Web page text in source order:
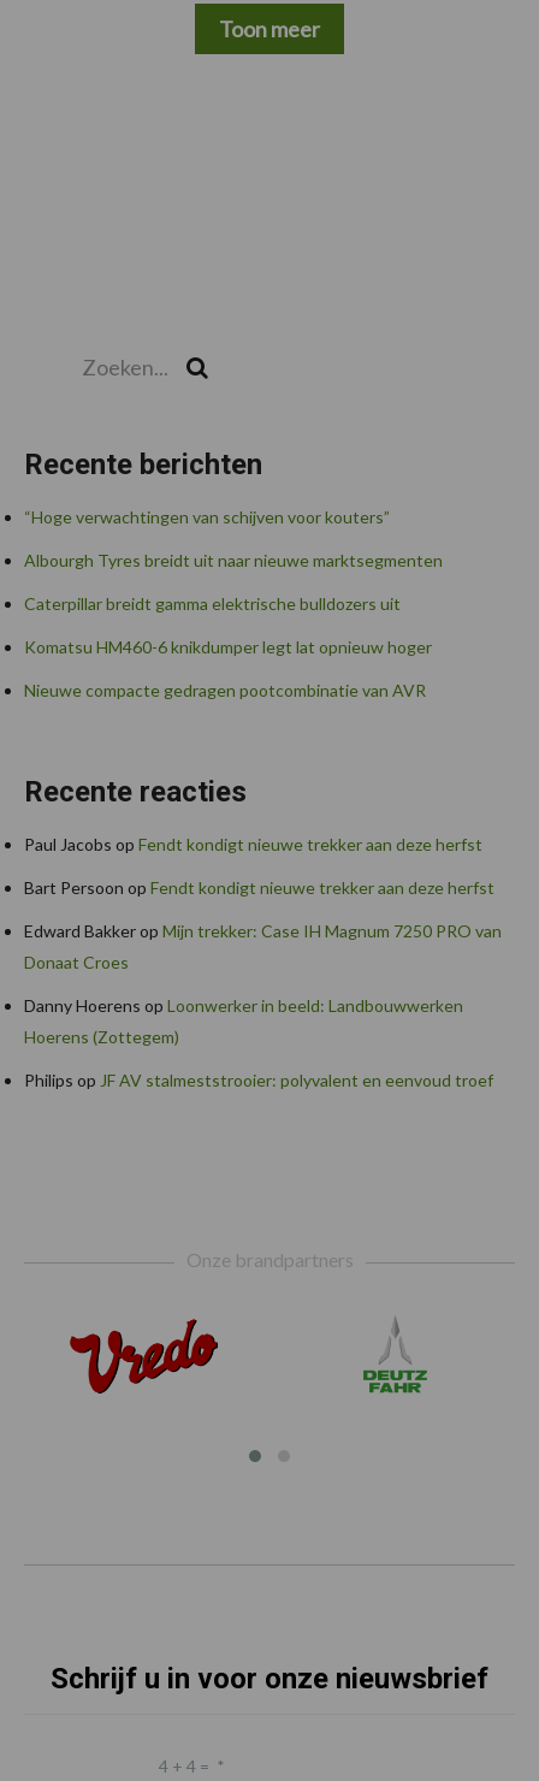
Toon meer
Recente berichten
“Hoge verwachtingen van schijven voor kouters”
Albourgh Tyres breidt uit naar nieuwe marktsegmenten
Caterpillar breidt gamma elektrische bulldozers uit
Komatsu HM460-6 knikdumper legt lat opnieuw hoger
Nieuwe compacte gedragen pootcombinatie van AVR
Recente reacties
Paul Jacobs op Fendt kondigt nieuwe trekker aan deze herfst
Bart Persoon op Fendt kondigt nieuwe trekker aan deze herfst
Edward Bakkerop Mijn trekker: Case IH Magnum 7250 PRO van
Donaat Croes
Danny Hoerens op Loonwerker in beeld: Landbouwwerken
Hoerens (Zottegem)
Philips op JF AV stalmeststrooier: polyvalent en eenvoud troef
Onze brandpartners
Schrijf u in voor onze nieuwsbrief
4 + 4 = *